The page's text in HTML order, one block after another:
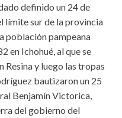
definido un 24 de
límite sur de la provincia
población pampeana
en Ichohué, al que se
y luego las tropas
bautizaron un 25
Benjamín Victorica,
del gobierno del